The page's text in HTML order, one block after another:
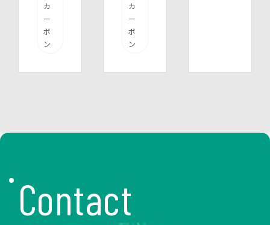
カ
ー
ボ
ン
カ
ー
ボ
ン
Contact